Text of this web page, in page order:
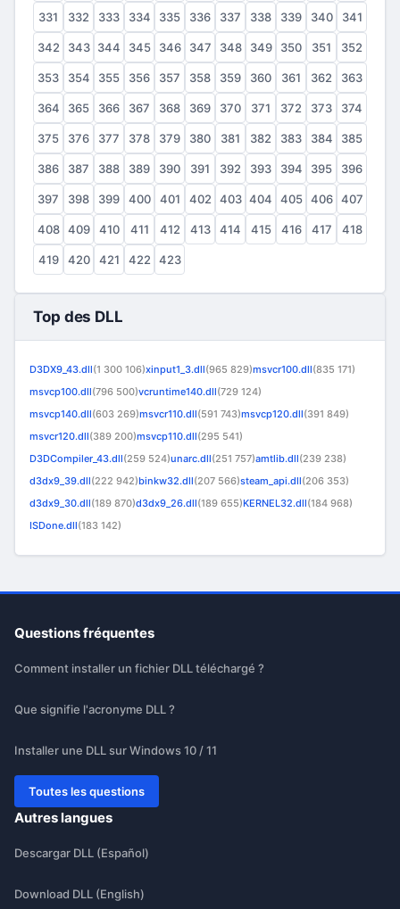
331 332 333 334 335 336 337 338 339 340 341
342 343 344 345 346 347 348 349 350 351 352
353 354 355 356 357 358 359 360 361 362 363
364 365 366 367 368 369 370 371 372 373 374
375 376 377 378 379 380 381 382 383 384 385
386 387 388 389 390 391 392 393 394 395 396
397 398 399 400 401 402 403 404 405 406 407
408 409 410 411 412 413 414 415 416 417 418
419 420 421 422 423
Top des DLL
D3DX9_43.dll(1 300 106)xinput1_3.dll(965 829)msvcr100.dll(835 171)
msvcp100.dll(796 500)vcruntime140.dll(729 124)
msvcp140.dll(603 269)msvcr110.dll(591 743)msvcp120.dll(391 849)
msvcr120.dll(389 200)msvcp110.dll(295 541)
D3DCompiler_43.dll(259 524)unarc.dll(251 757)amtlib.dll(239 238)
d3dx9_39.dll(222 942)binkw32.dll(207 566)steam_api.dll(206 353)
d3dx9_30.dll(189 870)d3dx9_26.dll(189 655)KERNEL32.dll(184 968)
ISDone.dll(183 142)
Questions fréquentes
Comment installer un fichier DLL téléchargé ?
Que signifie l'acronyme DLL ?
Installer une DLL sur Windows 10 / 11
Toutes les questions
Autres langues
Descargar DLL (Español)
Download DLL (English)